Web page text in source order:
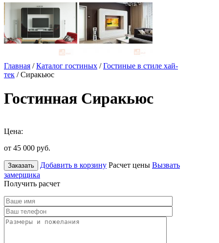
Главная /Каталог гостиных /Гостиные в стиле хай-
тек / Сиракьюс
Гостинная Сиракьюс
Цена:
от 45 000 руб.
Заказать Добавить в корзину Расчет цены Вызвать
замерщика
Получить расчет